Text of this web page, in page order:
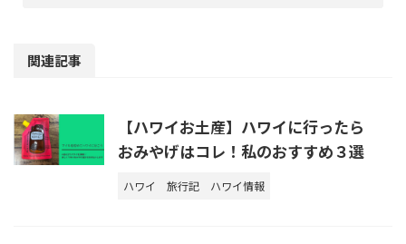
関連記事
【ハワイお土産】ハワイに行ったら
おみやげはコレ！私のおすすめ３選
ハワイ 旅行記 ハワイ情報